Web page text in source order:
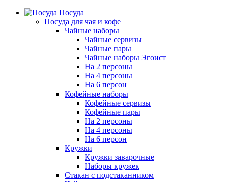
Посуда
Посуда для чая и кофе
Чайные наборы
Чайные сервизы
Чайные пары
Чайные наборы Эгоист
На 2 персоны
На 4 персоны
На 6 персон
Кофейные наборы
Кофейные сервизы
Кофейные пары
На 2 персоны
На 4 персоны
На 6 персон
Кружки
Кружки заварочные
Наборы кружек
Стакан с подстаканником